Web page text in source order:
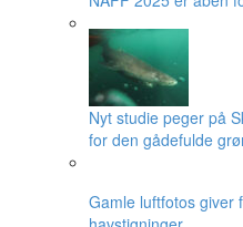
Nyt studie peger på
for den gådefulde
Gamle luftfotos giver